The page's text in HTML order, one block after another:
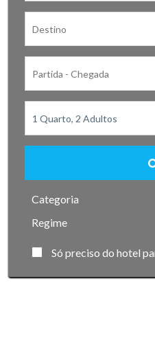
Categoria
Regime
Só preciso do hotel